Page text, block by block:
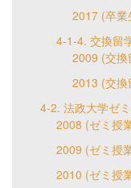
2017 (卒業
4-1-4. 交換留
2009 (交換
2013 (交換
4-2. 法政大学ゼ
2008 (ゼミ授
2009 (ゼミ授
2010 (ゼミ授